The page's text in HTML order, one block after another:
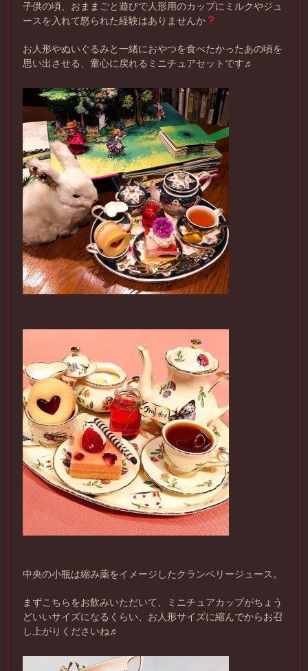
子供の頃、おままごと遊びで人形用のカップにミルクやジュ
ースを入れて怒られた経験はありませんか
お人形やぬいぐるみと一緒におやつを食べたかったあの頃を
思い出させる、童心に戻れるミニチュアセットです♬
中央の小瓶は縮み薬をイメージしたクランベリージュース。
まずこちらをお飲みいただいて、ミニチュアカップがちょう
どいいサイズになるくらい、お人形サイズに縮んでからお召
し上がりくださいね♬